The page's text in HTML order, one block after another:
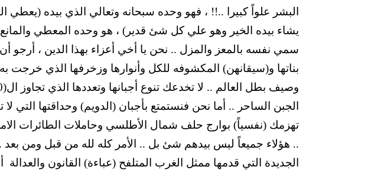
البشر علواً كبيرا ..!! ، فهو وحده سبحانه وتعالي الذي بيده
يشاء بيده الخير وهو علي كل شئ قدير) ، هو وحده المعطي
سمي نفسه بالمعز والمزل .. نحن يا أخي أعزاء بهذا الدين ، أرجو
بناتها و(سيقانهن) المكشوفه للكل وأنوارها وزخرفها الذي خرجت
الجبن الساحر .. أما نحن فنستمتع بأجبان (الدويم) وحداقتها التي لا
تهزمك (نفسياً) بوارج حلف شمال الأطلسي وحاملات الطائرات
.. هؤلاء جميعاً ليس بيدهم شئ بل .. الأمر كله لله من قبل ومن بعد
الجديدة التي قدمها ممثل الغرب المتلفح (عباءة) القانون والعدالة